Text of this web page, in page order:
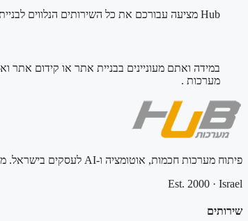
Hub מציעה עבורכם את כל השירותים הנלווים לבניית אתר החל מאחסון אתרים ועד קידום האתר שלכם למקומות הראשונים ב Google ובנוסף
במידה ואתם מעוניינים בבניית אתר או קידום
מערכות .
פיתוח מערכות חכמות, אוטומציה ו-AI לעסקים בישראל. מאז שנת 2000.
Est. 2000 · Israel
שירותים